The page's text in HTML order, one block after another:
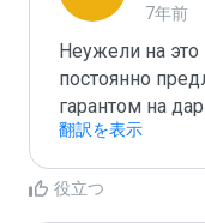
7年前
Неужели на это
постоянно
гарантом на
翻訳を表示
役立つ